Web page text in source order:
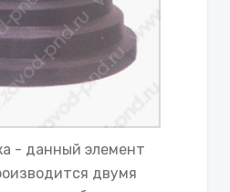
- данный элемент
двумя